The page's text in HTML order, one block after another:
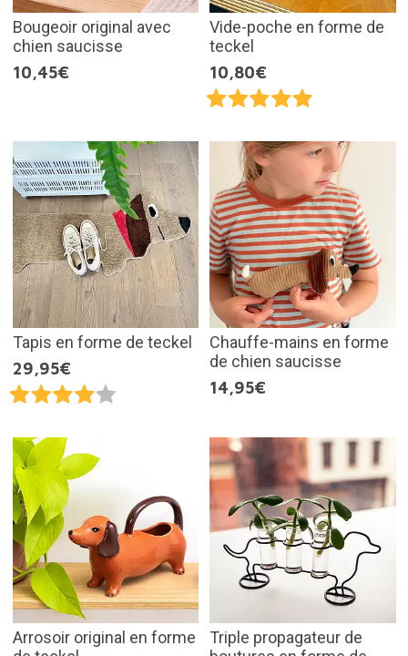
Bougeoir original avec
chien saucisse
10,45€
Vide-poche en forme de
teckel
10,80€
Tapis en forme de teckel
29,95€
Chauffe-mains en forme
de chien saucisse
14,95€
Arrosoir original en forme
Triple propagateur de